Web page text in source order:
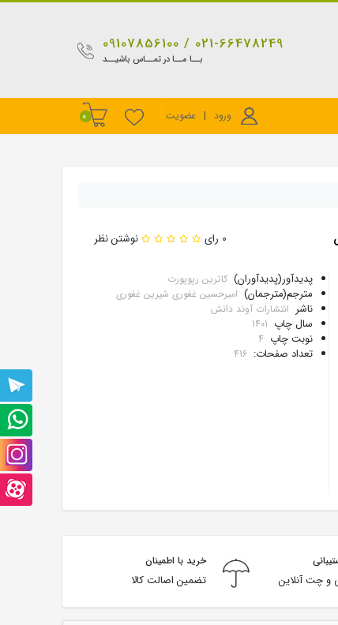
021-66478249 / 09107856100
بــا مــا در تمــاس باشیــد
ورود | عضویت 0
0 رای نوشتن نظر
پدیدآور(پدیدآوران) کاترین رپوپورت
مترجم(مترجمان) امیرحسین غفوری شیرین غفوری
ناشر انتشارات آوند دانش
سال چاپ 1401
نوبت چاپ 4
تعداد صفحات: 416
و چت آنلاین
خرید با اطمینان
تضمین اصالت کالا
پشتیبانی
تلگرام
پشتیبانی
واتس
آپ
صفحه
اینستاگرام
صفحه